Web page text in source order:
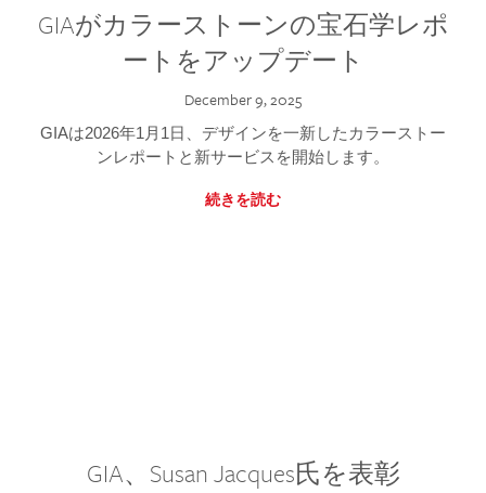
GIAがカラーストーンの宝石学レポ
ートをアップデート
December 9, 2025
GIAは2026年1月1日、デザインを一新したカラーストー
ンレポートと新サービスを開始します。
続きを読む
GIA、Susan Jacques氏を表彰